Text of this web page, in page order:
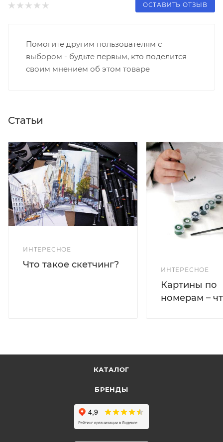
ОСТАВИТЬ ОТЗЫВ
Помогите другим пользователям с
выбором - будьте первым, кто поделится
своим мнением об этом товаре
Статьи
ИНТЕРЕСНОЕ
Что такое скетчинг?
ИНТЕРЕСНОЕ
Картины по
номерам –
КАТАЛОГ
БРЕНДЫ